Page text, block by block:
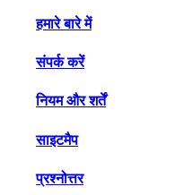
हमारे बारे में
संपर्क करें
नियम और शर्तें
साइटमैप
प्रश्नोत्तर